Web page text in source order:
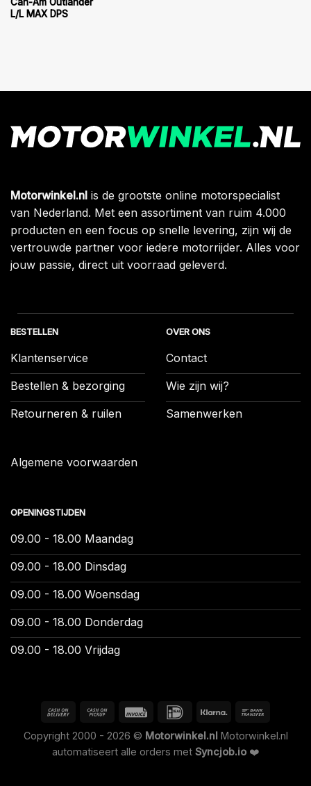
L/L MAX DPS
Motorwinkel.nl is de grootste online motorspecialist
van Nederland. Met een assortiment van ruim 4.000
producten en een focus op snelle levering, zijn wij de
vertrouwde partner voor iedere motorrijder. Alles voor
jouw passie, direct uit voorraad geleverd.
BESTELLEN
Klantenservice
Bestellen & bezorging
Retourneren & ruilen
Algemene voorwaarden
OVER ONS
Contact
Wie zijn wij?
Samenwerken
OPENINGSTIJDEN
09.00 - 18.00 Maandag
09.00 - 18.00 Dinsdag
09.00 - 18.00 Woensdag
09.00 - 18.00 Donderdag
09.00 - 18.00 Vrijdag
Copyright 2000 - 2026 © Motorwinkel.nl Motorwinkel.nl
automatiseert alle orders met Syncjob.io ❤️